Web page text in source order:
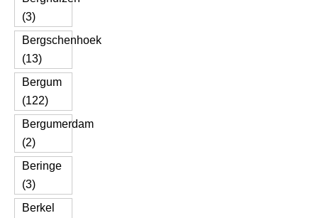
(3)
Bergschenhoek
(13)
Bergum
(122)
Bergumerdam
(2)
Beringe
(3)
Berkel